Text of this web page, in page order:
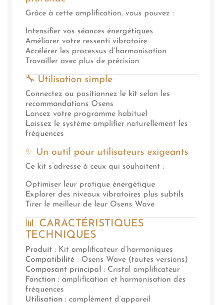
Grâce à cette amplification, vous pouvez :
Intensifier vos séances énergétiques
Améliorer votre ressenti vibratoire
Accélérer les processus d’harmonisation
Travailler avec plus de précision
🔧 Utilisation simple
Connectez ou positionnez le kit selon les
recommandations Osens
Lancez votre programme habituel
Laissez le système amplifier naturellement les
fréquences
✨ Un outil pour utilisateurs exigeants
Ce kit s’adresse à ceux qui souhaitent :
Optimiser leur pratique énergétique
Explorer des niveaux vibratoires plus subtils
Tirer le meilleur de leur Osens Wave
📊 CARACTÉRISTIQUES
TECHNIQUES
Produit : Kit amplificateur d’harmoniques
Compatibilité : Osens Wave (toutes versions)
Composant principal
: Cristal amplificateur
Fonction : amplification et harmonisation des
fréquences
Utilisation : complément d’appareil